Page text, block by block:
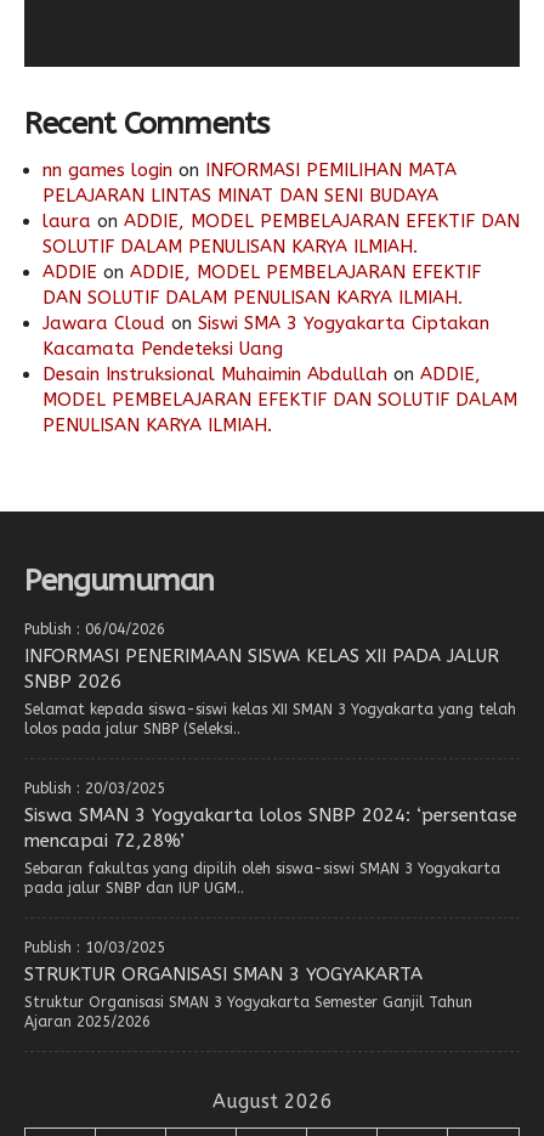
Recent Comments
nn games login on INFORMASI PEMILIHAN MATA
PELAJARAN LINTAS MINAT DAN SENI BUDAYA
laura on ADDIE, MODEL PEMBELAJARAN EFEKTIF DAN
SOLUTIF DALAM PENULISAN KARYA ILMIAH.
ADDIE on ADDIE, MODEL PEMBELAJARAN EFEKTIF
DAN SOLUTIF DALAM PENULISAN KARYA ILMIAH.
Jawara Cloud on Siswi SMA 3 Yogyakarta Ciptakan
Kacamata Pendeteksi Uang
Desain Instruksional Muhaimin Abdullah on ADDIE,
MODEL PEMBELAJARAN EFEKTIF DAN SOLUTIF DALAM
PENULISAN KARYA ILMIAH.
Pengumuman
Publish : 06/04/2026
INFORMASI PENERIMAAN SISWA KELAS XII PADA JALUR
SNBP 2026
Selamat kepada siswa-siswi kelas XII SMAN 3 Yogyakarta yang telah
lolos pada jalur SNBP (Seleksi..
Publish : 20/03/2025
Siswa SMAN 3 Yogyakarta lolos SNBP 2024: ‘persentase
mencapai 72,28%’
Sebaran fakultas yang dipilih oleh siswa-siswi SMAN 3 Yogyakarta
pada jalur SNBP dan IUP UGM..
Publish : 10/03/2025
STRUKTUR ORGANISASI SMAN 3 YOGYAKARTA
Struktur Organisasi SMAN 3 Yogyakarta Semester Ganjil Tahun
Ajaran 2025/2026
August 2026